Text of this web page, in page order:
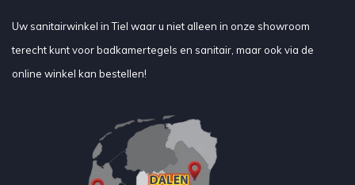
Uw sanitairwinkel in Tiel waar u niet alleen in onze showroom
terecht kunt voor badkamertegels en sanitair, maar ook via de
online winkel kan bestellen!